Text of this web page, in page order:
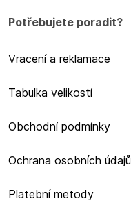
Potřebujete poradit?
Vracení a reklamace
Tabulka velikostí
Obchodní podmínky
Ochrana osobních údajů
Platební metody